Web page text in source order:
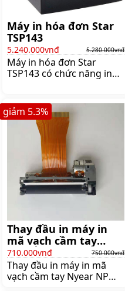
Máy in hóa đơn Star
TSP143
5.240.000vnđ 5.280.000vnđ
Máy in hóa đơn Star
TSP143 có chức năng in
TSP143 có tốc độ in cực
nhanh 125 mm/giây, độ
phân giải cao 203 dpi sẽ
cho ra bản in sắc nét, khả
năng cắt giấy tự động,
Giá:5.280.000 đ
Thay đầu in máy in
mã vạch cầm tay
Nyear NP 100L
710.000vnđ 750.000vnđ
Thay đầu in máy in mã
vạch cầm tay Nyear NP
giảm 5.3%